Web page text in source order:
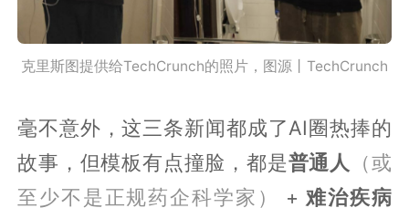
克里斯图提供给TechCrunch的照片，图源丨TechCrunch
毫不意外，这三条新闻都成了AI圈热捧的
故事，但模板有点撞脸，都是普通人 （或
至少不是正规药企科学家）
+ 难治疾病